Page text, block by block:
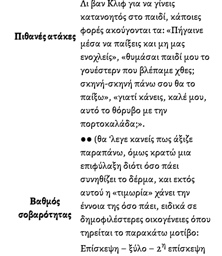
Πιθανές ατάκες
Λι βαν Κλιφ για να γίνεις
κατανοητός στο παιδί, κάποιες
φορές ακούγονται τα: «Πήγαινε
μέσα να παίξεις και μη μας
ενοχλείς», «θυμάσαι παιδί μου το
γουέστερν που βλέπαμε χθες;
σκηνή-σκηνή πάνω σου θα το
παίξω», «γιατί κάνεις, καλέ μου,
αυτό το θόρυβο με την
πορτοκαλάδα;».
Βαθμός
σοβαρότητας
●● (θα ‘λεγε κανείς πως άξιζε
παραπάνω, όμως κρατώ μια
επιφύλαξη διότι όσο πάει
συνηθίζει το δέρμα, και εκτός
αυτού η «τιμωρία» χάνει την
έννοια της όσο πάει, ειδικά σε
δημοφιλέστερες οικογένειες όπου
τηρείται το παρακάτω μοτίβο:
Επίσκεψη – ξύλο – 2η επίσκεψη